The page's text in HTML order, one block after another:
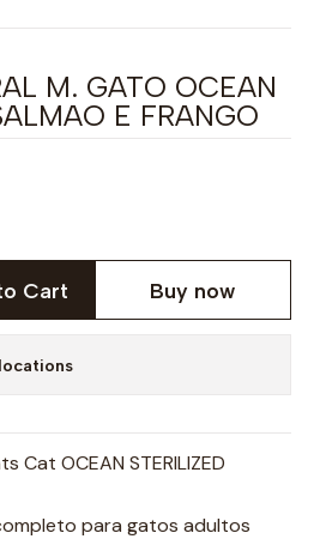
M. GATO OCEAN
E FRANGO
Cart Buy now
Cat OCEAN STERILIZED
para gatos adultos